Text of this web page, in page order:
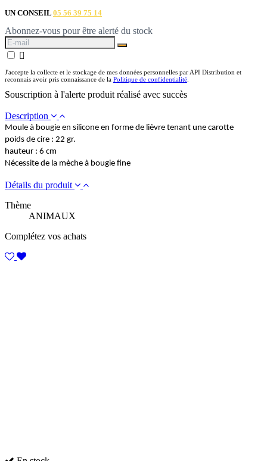
UN CONSEIL 05 56 39 75 14
Abonnez-vous pour être alerté du stock

J'accepte la collecte et le stockage de mes données personnelles par API Distribution et
reconnais avoir pris connaissance de la Politique de confidentialité
Souscription à l'alerte produit réalisé avec succès
Description
Moule à bougie en silicone en forme de lièvre tenant une carotte
poids de cire : 22 gr.
hauteur : 6 cm
Nécessite de la mèche à bougie fine
Détails du produit
Thème
ANIMAUX
Complétez vos achats